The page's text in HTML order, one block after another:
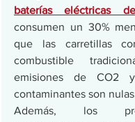
baterías eléctricas
consumen un 30%
que las carretillas
combustible
emisiones de CO2
contaminantes son
Además, los